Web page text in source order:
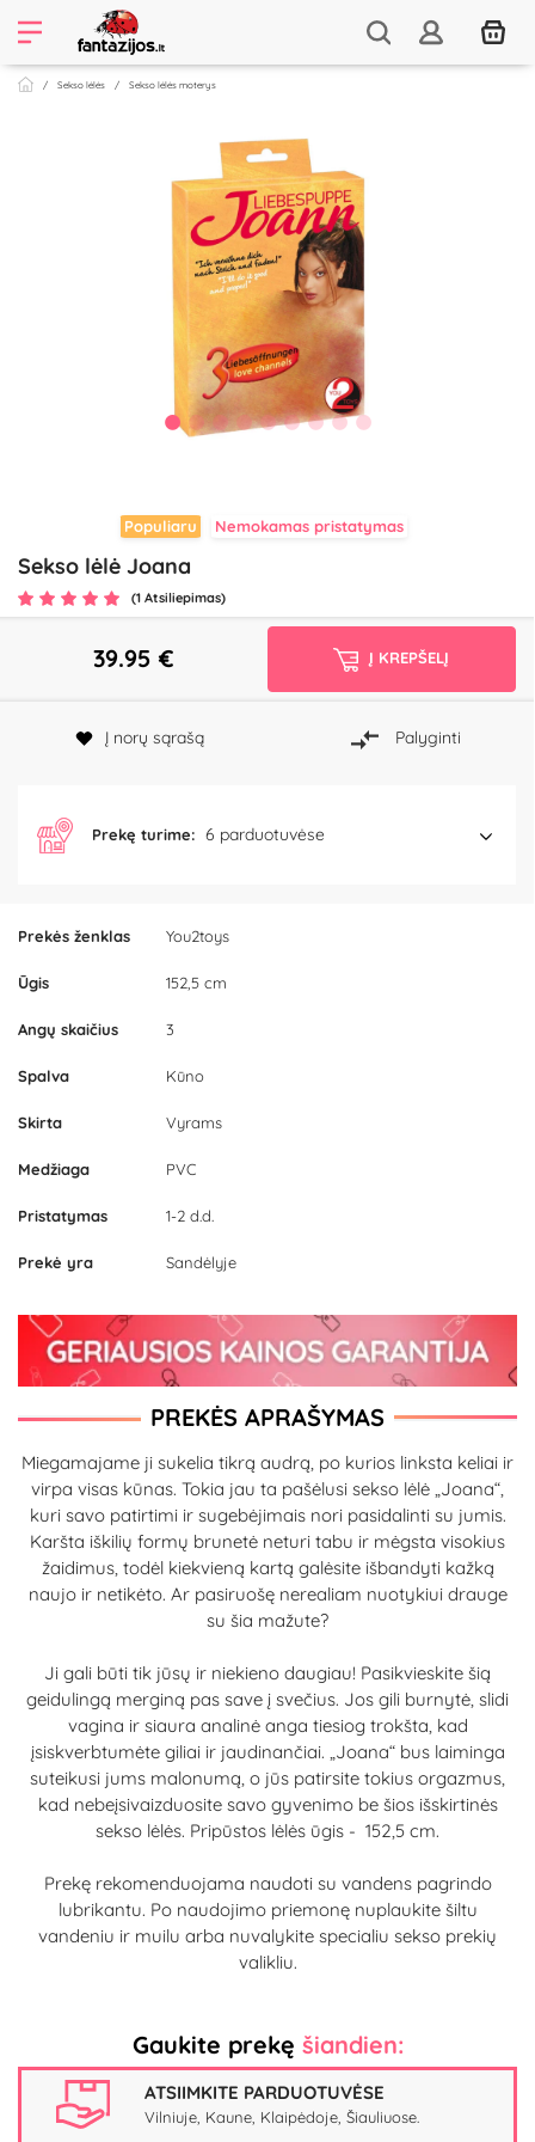
Sekso lėlės Sekso lėlės moterys
Populiaru Nemokamas pristatymas
Sekso lėlė Joana
(1 Atsiliepimas)
Prekės ženklas You2toys
Ūgis 152,5 cm
Angų skaičius 3
Spalva Kūno
Skirta Vyrams
Medžiaga PVC
Pristatymas 1-2 d.d.
Prekė yra Sandėlyje
39.95 € Į KREPŠELĮ
Į norų sąrašą Palyginti
Prekę turime: 6 parduotuvėse
PREKĖS APRAŠYMAS
Miegamajame ji sukelia tikrą audrą, po kurios linksta keliai ir
virpa visas kūnas. Tokia jau ta pašėlusi sekso lėlė „Joana“,
kuri savo patirtimi ir sugebėjimais nori pasidalinti su jumis.
Karšta iškilių formų brunetė neturi tabu ir mėgsta visokius
žaidimus, todėl kiekvieną kartą galėsite išbandyti kažką
naujo ir netikėto. Ar pasiruošę nerealiam nuotykiui drauge
su šia mažute?
Ji gali būti tik jūsų ir niekieno daugiau! Pasikvieskite šią
geidulingą merginą pas save į svečius. Jos gili burnytė, slidi
vagina ir siaura analinė anga tiesiog trokšta, kad
įsiskverbtumėte giliai ir jaudinančiai. „Joana“ bus laiminga
suteikusi jums malonumą, o jūs patirsite tokius orgazmus,
kad nebeįsivaizduosite savo gyvenimo be šios išskirtinės
sekso lėlės. ​Pripūstos lėlės ūgis - 152,5 cm.
Prekę rekomenduojama naudoti su vandens pagrindo
lubrikantu. Po naudojimo priemonę nuplaukite šiltu
vandeniu ir muilu arba nuvalykite specialiu sekso prekių
valikliu.
Gaukite prekę šiandien:
ATSIIMKITE PARDUOTUVĖSE
Vilniuje, Kaune, Klaipėdoje, Šiauliuose.